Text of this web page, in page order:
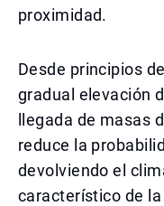
proximidad.
Desde principios
gradual elevación
llegada de masas
reduce la
devolviendo el
característico de la